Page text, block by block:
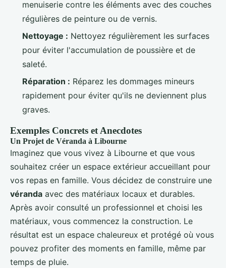
menuiserie contre les éléments avec des couches
régulières de peinture ou de vernis.
Nettoyage : Nettoyez régulièrement les surfaces
pour éviter l'accumulation de poussière et de
saleté.
Réparation : Réparez les dommages mineurs
rapidement pour éviter qu'ils ne deviennent plus
graves.
Exemples Concrets et Anecdotes
Un Projet de Véranda à Libourne
Imaginez que vous vivez à Libourne et que vous
souhaitez créer un espace extérieur accueillant pour
vos repas en famille. Vous décidez de construire une
véranda avec des matériaux locaux et durables.
Après avoir consulté un professionnel et choisi les
matériaux, vous commencez la construction. Le
résultat est un espace chaleureux et protégé où vous
pouvez profiter des moments en famille, même par
temps de pluie.